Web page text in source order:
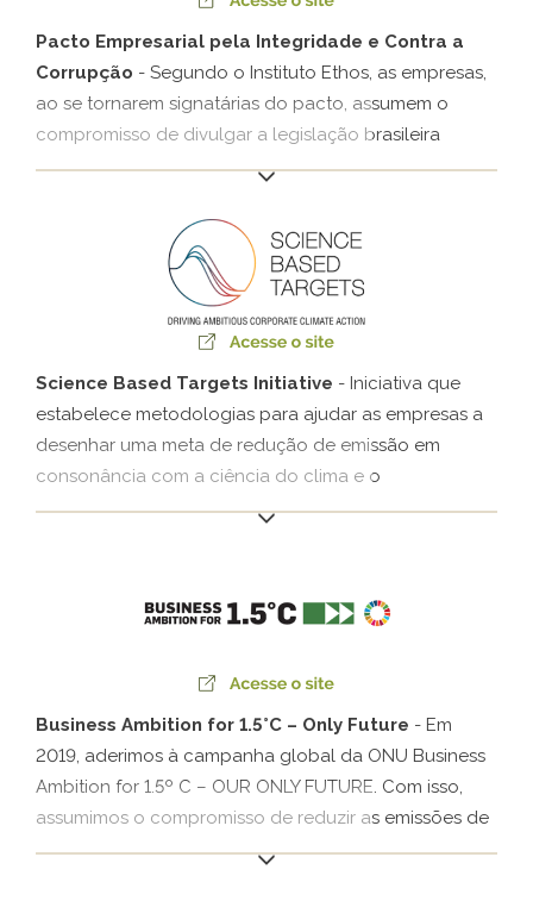
do Pacto e têm o compromisso de tornar públicos os
resultados de seus esforços para banir o trabalho
escravo.
Pacto Empresarial pela Integridade e Contra a
Corrupção - Segundo o Instituto Ethos, as empresas,
ao se tornarem signatárias do pacto, assumem o
compromisso de divulgar a legislação brasileira
anticorrupção para seus funcionários e stakeholders,
disso, elas se comprometem a vedar qualquer forma
de suborno, trabalhar pela legalidade e transparência
nas contribuições a campanhas políticas e primar
pela transparência de informações e colaboração em
investigações, quando necessário.
Science Based Targets Initiative - Iniciativa que
estabelece metodologias para ajudar as empresas a
desenhar uma meta de redução de emissão em
consonância com a ciência do clima e o
desenvolvimento econômico sustentável. A Klabin foi
Business Ambition for 1.5°C – Only Future - Em
2019, aderimos à campanha global da ONU Business
Ambition for 1.5º C – OUR ONLY FUTURE. Com isso,
assumimos o compromisso de reduzir as emissões de
GEE, contribuindo para conter o aumento da